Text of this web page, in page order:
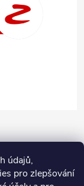
údajů,
pro zlepšování